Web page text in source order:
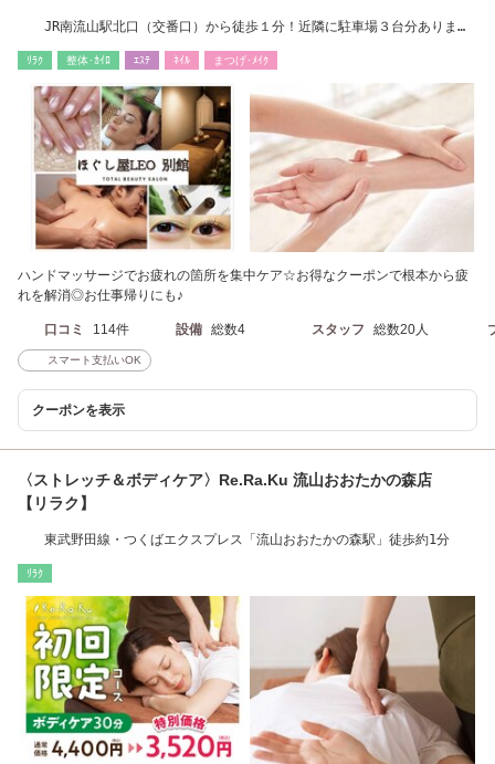
JR南流山駅北口（交番口）から徒歩１分！近隣に駐車場３台分ありま
ﾘﾗｸ 整体･ｶｲﾛ ｴｽﾃ ﾈｲﾙ まつげ･ﾒｲｸ
ハンドマッサージでお疲れの箇所を集中ケア☆お得なクーポンで根本から疲
れを解消◎お仕事帰りにも♪
口コミ 114件 設備 総数4 スタッフ 総数20人
スマート支払いOK
クーポンを表示
〈ストレッチ＆ボディケア〉Re.Ra.Ku 流山おおたかの森店
【リラク】
東武野田線・つくばエクスプレス「流山おおたかの森駅」徒歩約1分
ﾘﾗｸ